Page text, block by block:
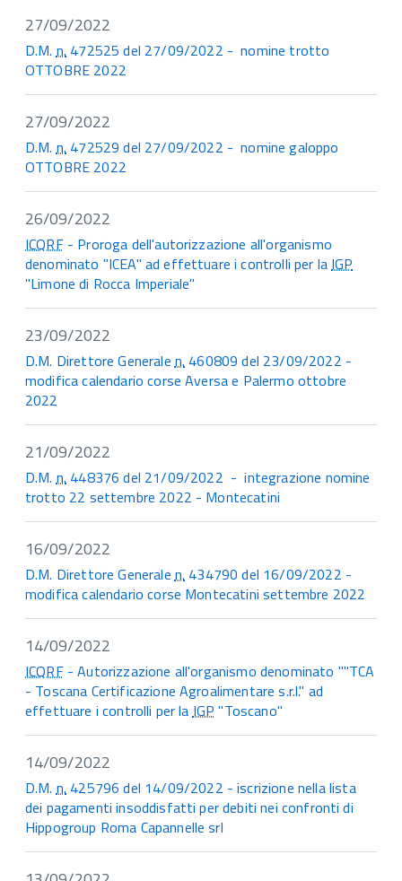
27/09/2022
D.M.n. 472525 del 27/09/2022 - nomine trotto
OTTOBRE 2022
27/09/2022
D.M.n. 472529 del 27/09/2022 - nomine galoppo
OTTOBRE 2022
26/09/2022
ICQRF- Proroga dell'autorizzazione all'organismo
denominato "ICEA" ad effettuare i controlli per laIGP
"Limone di Rocca Imperiale"
23/09/2022
D.M. Direttore Generalen. 460809 del 23/09/2022 -
modifica calendario corse Aversa e Palermo ottobre
2022
21/09/2022
D.M.n. 448376 del 21/09/2022 - integrazione nomine
trotto 22 settembre 2022 - Montecatini
16/09/2022
D.M. Direttore Generalen. 434790 del 16/09/2022 -
modifica calendario corse Montecatini settembre 2022
14/09/2022
ICQRF- Autorizzazione all'organismo denominato ""TCA
- Toscana Certificazione Agroalimentare s.r.l." ad
effettuare i controlli per laIGP "Toscano"
14/09/2022
D.M.n. 425796 del 14/09/2022 - iscrizione nella lista
dei pagamenti insoddisfatti per debiti nei confronti di
Hippogroup Roma Capannelle srl